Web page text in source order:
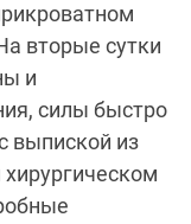
вторые сутки
и
силы быстро
выпиской из